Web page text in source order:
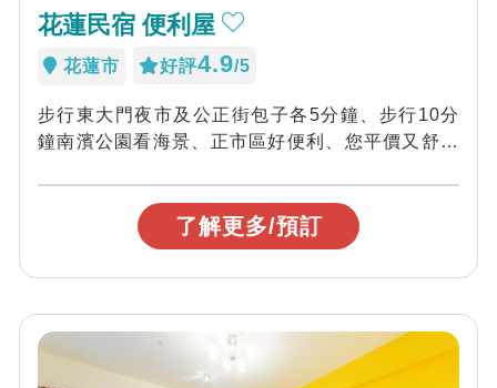
花蓮民宿 便利屋
花蓮市 好評4.9/5
步行東大門夜市及公正街包子各5分鐘、步行10分
鐘南濱公園看海景、正市區好便利、您平價又舒適
了解更多/預訂